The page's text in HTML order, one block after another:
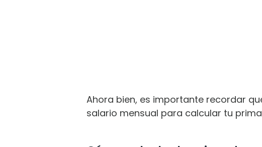
Ahora bien, es importante recordar
salario mensual para calcular tu